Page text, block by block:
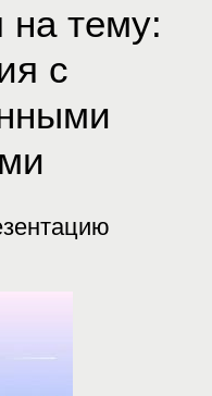
на тему:
с